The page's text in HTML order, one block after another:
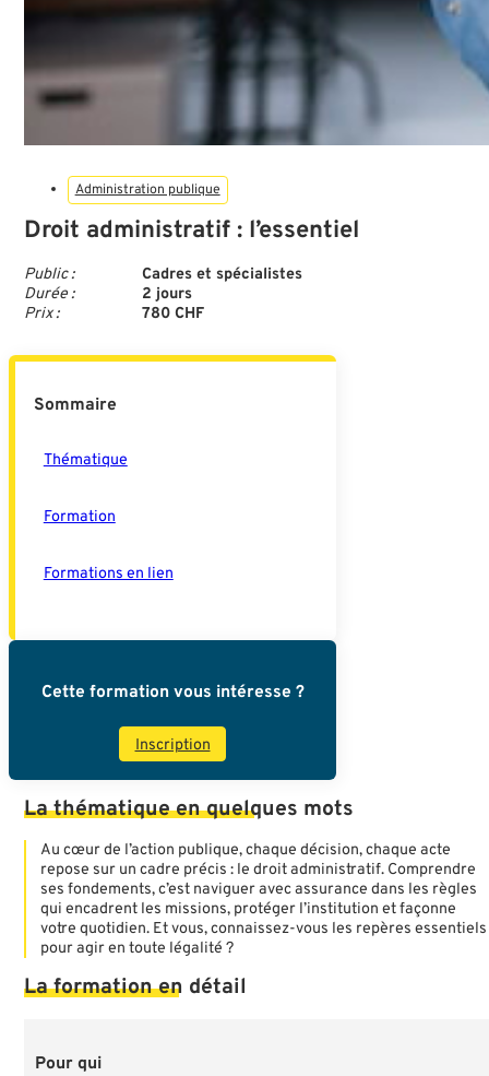
Administration publique
Droit administratif : l’essentiel
Public :
Durée :
Prix :
Cadres et spécialistes
2 jours
780 CHF
Sommaire
Thématique
Formation
Formations en lien
Cette formation vous intéresse ?
Inscription
La thématique en quelques mots
Au cœur de l’action publique, chaque décision, chaque acte
repose sur un cadre précis : le droit administratif. Comprendre
ses fondements, c’est naviguer avec assurance dans les règles
qui encadrent les missions, protéger l’institution et façonne
votre quotidien. Et vous, connaissez-vous les repères essentiels
pour agir en toute légalité ?
La formation en détail
Pour qui